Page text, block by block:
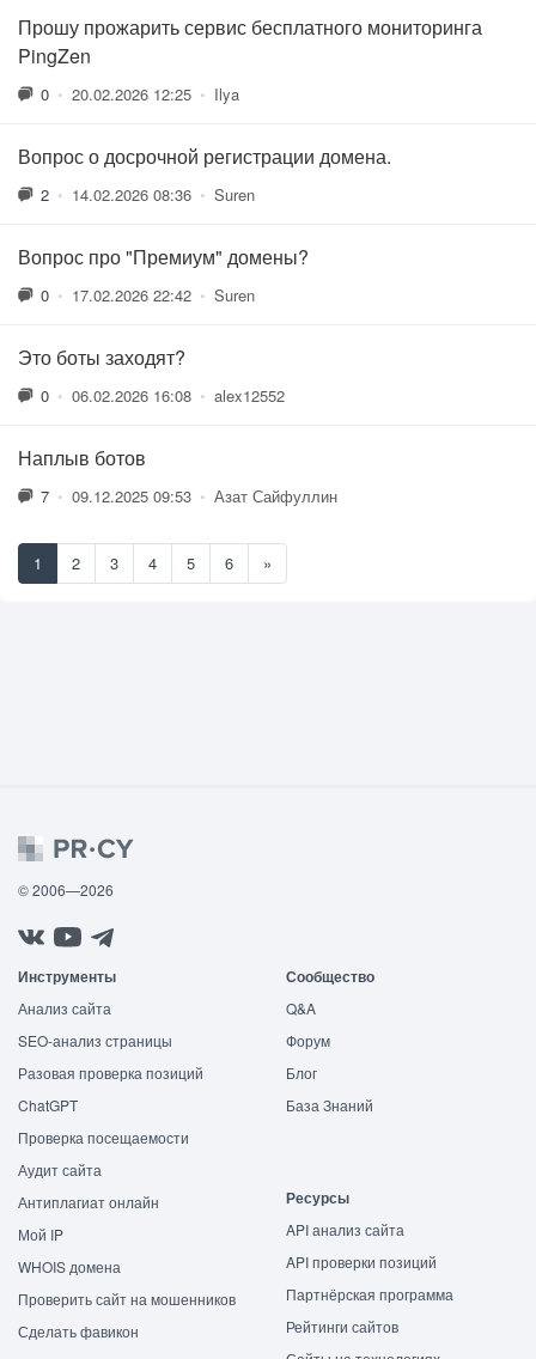
Прошу прожарить сервис бесплатного мониторинга
PingZen
0 • 20.02.2026 12:25 • Ilya
Вопрос о досрочной регистрации домена.
2 • 14.02.2026 08:36 • Suren
Вопрос про "Премиум" домены?
0 • 17.02.2026 22:42 • Suren
Это боты заходят?
0 • 06.02.2026 16:08 • alex12552
Наплыв ботов
7 • 09.12.2025 09:53 • Азат Сайфуллин
1 2 3 4 5 6 »
© 2006—2026
Инструменты
Анализ сайта
SEO-анализ страницы
Разовая проверка позиций
ChatGPT
Проверка посещаемости
Аудит сайта
Антиплагиат онлайн
Мой IP
WHOIS домена
Проверить сайт на мошенников
Сделать фавикон
Сообщество
Q&A
Форум
Блог
База Знаний
Ресурсы
API анализ сайта
API проверки позиций
Партнёрская программа
Рейтинги сайтов